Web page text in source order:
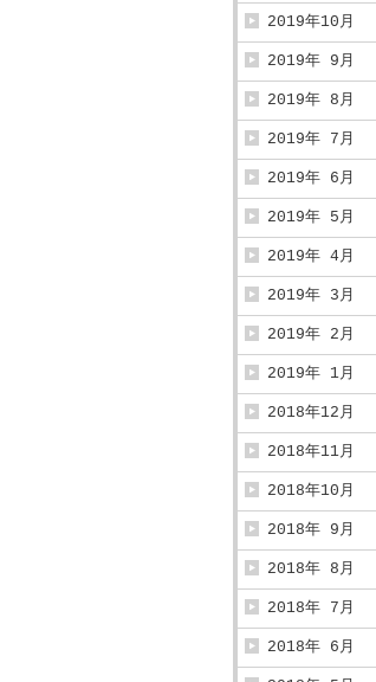
2019年10月
2019年 9月
2019年 8月
2019年 7月
2019年 6月
2019年 5月
2019年 4月
2019年 3月
2019年 2月
2019年 1月
2018年12月
2018年11月
2018年10月
2018年 9月
2018年 8月
2018年 7月
2018年 6月